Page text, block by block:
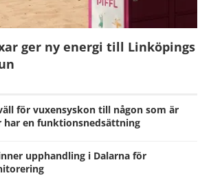
ger ny energi till Linköpings
för vuxensyskon till någon som är
har en funktionsnedsättning
upphandling i Dalarna för